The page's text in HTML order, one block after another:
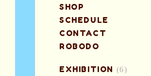
SHOP
SCHEDULE
CONTACT
ROBODO
EXHIBITION (6)